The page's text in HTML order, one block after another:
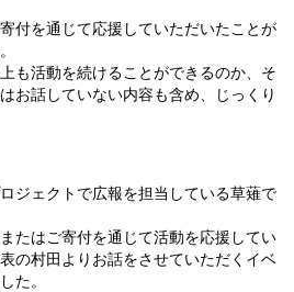
付を通じて応援していただいたことが
も活動を続けることができるのか、そ
お話していない内容も含め、じっくり
ジェクトで広報を担当している草薙で
たはご寄付を通じて活動を応援してい
の村田よりお話をさせていただくイベ
た。